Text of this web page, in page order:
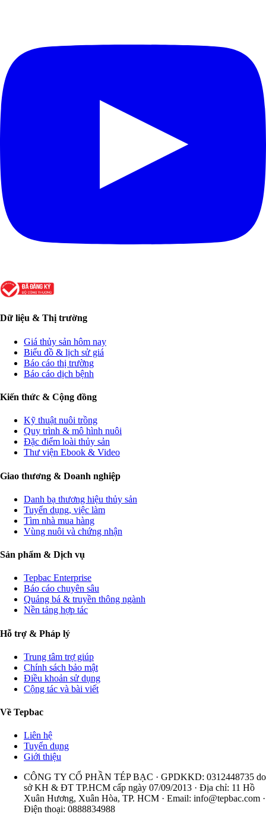
Dữ liệu & Thị trường
Giá thủy sản hôm nay
Biểu đồ & lịch sử giá
Báo cáo thị trường
Báo cáo dịch bệnh
Kiến thức & Cộng đồng
Kỹ thuật nuôi trồng
Quy trình & mô hình nuôi
Đặc điểm loài thủy sản
Thư viện Ebook & Video
Giao thương & Doanh nghiệp
Danh bạ thương hiệu thủy sản
Tuyển dụng, việc làm
Tìm nhà mua hàng
Vùng nuôi và chứng nhận
Sản phẩm & Dịch vụ
Tepbac Enterprise
Báo cáo chuyên sâu
Quảng bá & truyền thông ngành
Nền tảng hợp tác
Hỗ trợ & Pháp lý
Trung tâm trợ giúp
Chính sách bảo mật
Điều khoản sử dụng
Cộng tác và bài viết
Về Tepbac
Liên hệ
Tuyển dụng
Giới thiệu
CÔNG TY CỔ PHẦN TÉP BẠC · GPDKKD: 0312448735 do
sở KH & ĐT TP.HCM cấp ngày 07/09/2013 · Địa chỉ: 11 Hồ
Xuân Hương, Xuân Hòa, TP. HCM · Email: info@tepbac.com ·
Điện thoại: 0888834988